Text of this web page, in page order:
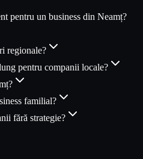
pentru un business din Neamț?
regionale?
pentru companii locale?
familial?
fără strategie?